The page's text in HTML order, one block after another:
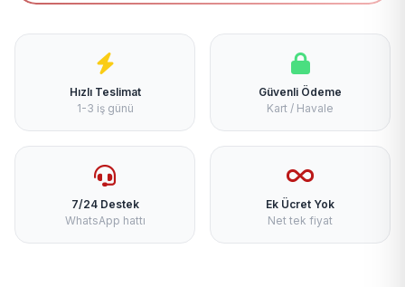
Hızlı Teslimat
1-3 iş günü
Güvenli Ödeme
Kart / Havale
7/24 Destek
WhatsApp hattı
Ek Ücret Yok
Net tek fiyat